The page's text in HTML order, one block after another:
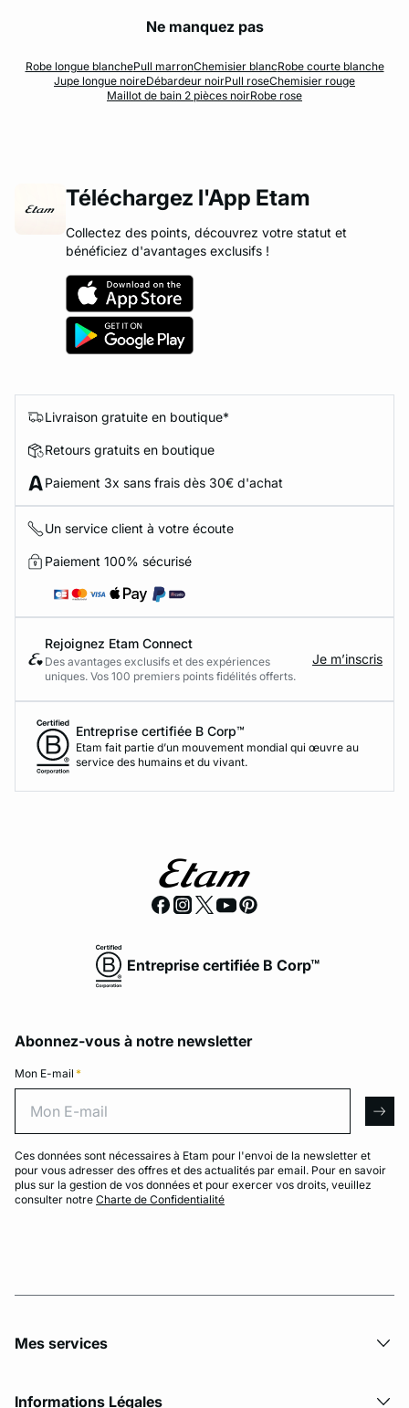
Ne manquez pas
Robe longue blanchePull marronChemisier blancRobe courte blanche
Jupe longue noireDébardeur noirPull roseChemisier rouge
Maillot de bain 2 pièces noirRobe rose
Téléchargez l'App Etam
Collectez des points, découvrez votre statut et
bénéficiez d'avantages exclusifs !
Livraison gratuite en boutique*
Retours gratuits en boutique
Paiement 3x sans frais dès 30€ d'achat
Un service client à votre écoute
Paiement 100% sécurisé
Rejoignez Etam Connect
Des avantages exclusifs et des expériences
uniques. Vos 100 premiers points fidélités offerts.
Je m’inscris
Entreprise certifiée B Corp™
Etam fait partie d’un mouvement mondial qui œuvre au
service des humains et du vivant.
Entreprise certifiée B Corp™
Abonnez-vous à notre newsletter
Mon E-mail *
Ces données sont nécessaires à Etam pour l'envoi de la newsletter et
pour vous adresser des offres et des actualités par email. Pour en savoir
plus sur la gestion de vos données et pour exercer vos droits, veuillez
consulter notre Charte de Confidentialité
Mes services
Informations Légales